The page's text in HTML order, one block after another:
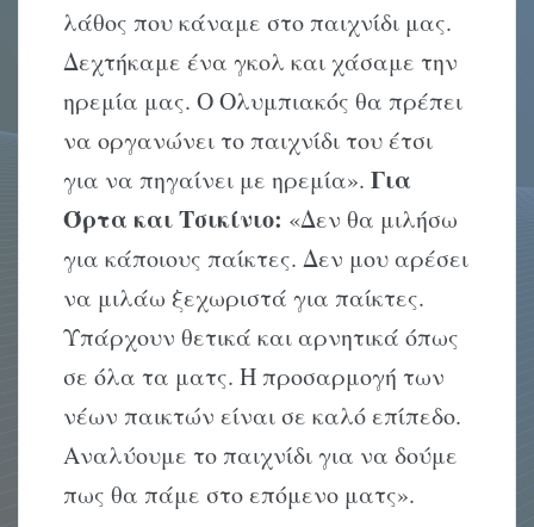
λάθος που κάναμε στο παιχνίδι μας.
Δεχτήκαμε ένα γκολ και χάσαμε την
ηρεμία μας. Ο Ολυμπιακός θα πρέπει
να οργανώνει το παιχνίδι του έτσι
για να πηγαίνει με ηρεμία».Για
Όρτα και Τσικίνιο: «Δεν θα μιλήσω
για κάποιους παίκτες. Δεν μου αρέσει
να μιλάω ξεχωριστά για παίκτες.
Υπάρχουν θετικά και αρνητικά όπως
σε όλα τα ματς. Η προσαρμογή των
νέων παικτών είναι σε καλό επίπεδο.
Αναλύουμε το παιχνίδι για να δούμε
πως θα πάμε στο επόμενο ματς».